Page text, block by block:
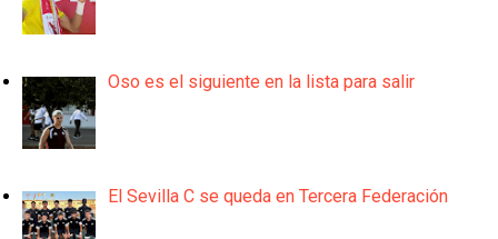
Oso es el siguiente en la lista para salir
El Sevilla C se queda en Tercera Federación